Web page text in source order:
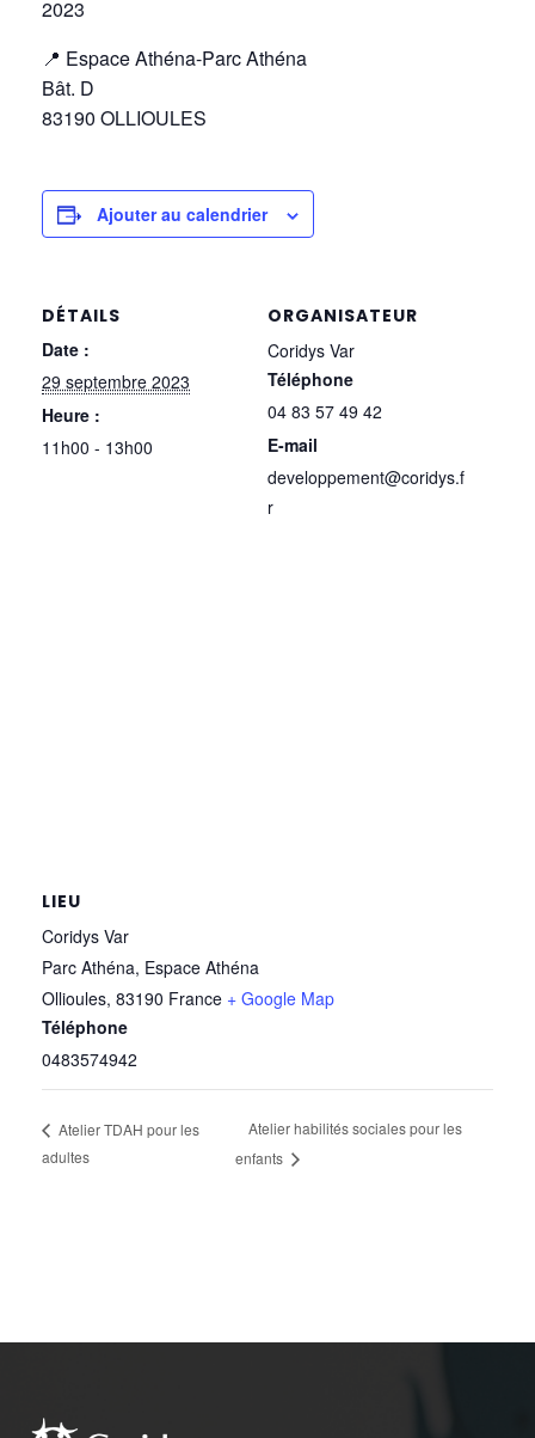
2023
📍 Espace Athéna-Parc Athéna
Bât. D
83190 OLLIOULES
Ajouter au calendrier
DÉTAILS
Date :
29 septembre 2023
Heure :
11h00 - 13h00
ORGANISATEUR
Coridys Var
Téléphone
04 83 57 49 42
E-mail
developpement@coridys.f
r
LIEU
Coridys Var
Parc Athéna, Espace Athéna
Ollioules, 83190 France + Google Map
Téléphone
0483574942
Atelier TDAH pour les
adultes
Atelier habilités sociales pour les
enfants